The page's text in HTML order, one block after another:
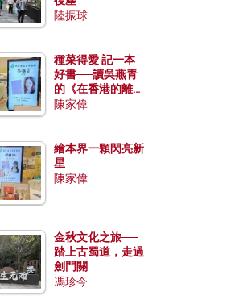
陸振球
種菜得愛 記一本
好書──讀吳燕青
的《在香港的離島
種菜》
陳家偉
繪本界一顆閃亮新
星
陳家偉
金秋文化之旅──
踏上古蜀道，走過
劍門關
馮珍今